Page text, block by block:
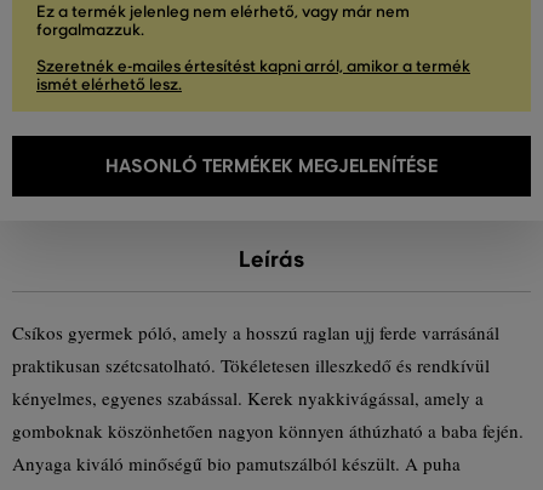
Ez a termék jelenleg nem elérhető, vagy már nem
forgalmazzuk.
Szeretnék e-mailes értesítést kapni arról, amikor a termék
ismét elérhető lesz.
HASONLÓ TERMÉKEK MEGJELENÍTÉSE
Leírás
Csíkos gyermek póló, amely a hosszú raglan ujj ferde varrásánál
praktikusan szétcsatolható. Tökéletesen illeszkedő és rendkívül
kényelmes, egyenes szabással. Kerek nyakkivágással, amely a
gomboknak köszönhetően nagyon könnyen áthúzható a baba fején.
Anyaga kiváló minőségű bio pamutszálból készült. A puha